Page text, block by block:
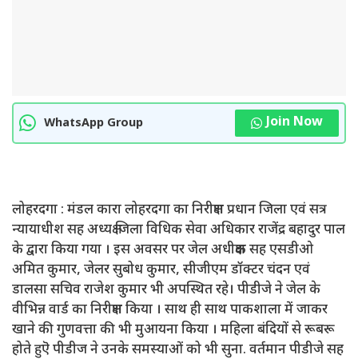
WhatsApp Group Join Now
लोहरदगा : मंडल कारा लोहरदगा का निरीक्षण प्रधान जिला एवं सत्र
न्यायाधीश सह अध्यक्ष जिला विधिक सेवा अधिकार राजेंद्र बहादुर पाल
के द्वारा किया गया । इस अवसर पर जेल अधीक्षक सह एसडीओ
अमित कुमार, जेलर सुबोध कुमार, सीजीएम डॉक्टर चंदन एवं
डालसा सचिव राजेश कुमार भी अपस्थित रहे। पीडीजे ने जेल के
वीभिन्न वार्ड का निरीक्षण किया । साथ ही साथ पाकशाला में जाकर
खाने की गुणवत्ता की भी मुआयना किया । महिला बंदियों से रूबरू
होते हुऎ पीडीज ने उनके समस्याओं को भी सुना. वर्तमान पीडीजे सह